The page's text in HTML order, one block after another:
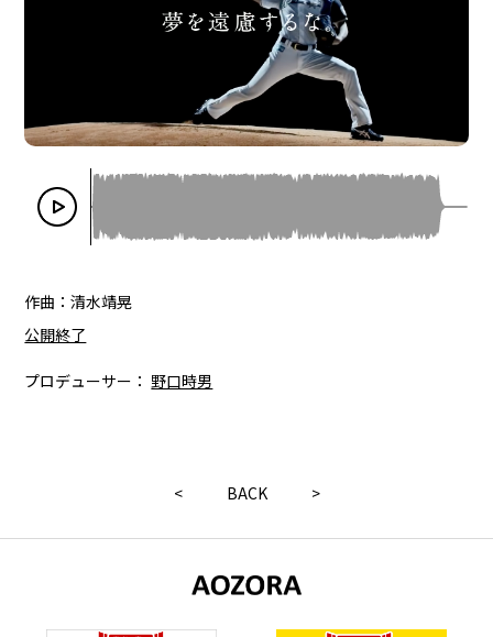
作曲：清水靖晃
公開終了
プロデューサー：野口時男
< BACK >